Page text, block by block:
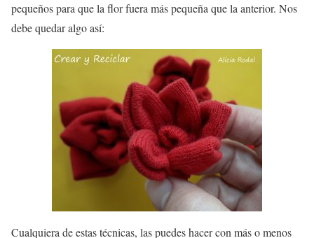
pequeños para que la flor fuera más pequeña que la anterior. Nos
debe quedar algo así:
Cualquiera de estas técnicas, las puedes hacer con más o menos